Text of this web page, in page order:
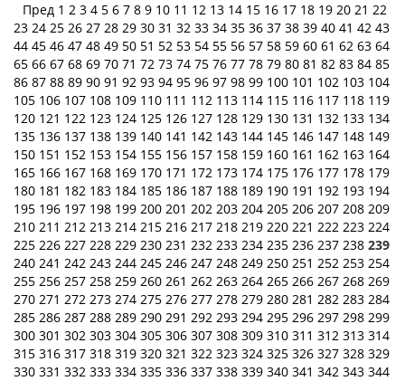
Пред 1 2 3 4 5 6 7 8 9 10 11 12 13 14 15 16 17 18 19 20 21 22
23 24 25 26 27 28 29 30 31 32 33 34 35 36 37 38 39 40 41 42 43
44 45 46 47 48 49 50 51 52 53 54 55 56 57 58 59 60 61 62 63 64
65 66 67 68 69 70 71 72 73 74 75 76 77 78 79 80 81 82 83 84 85
86 87 88 89 90 91 92 93 94 95 96 97 98 99 100 101 102 103 104
105 106 107 108 109 110 111 112 113 114 115 116 117 118 119
120 121 122 123 124 125 126 127 128 129 130 131 132 133 134
135 136 137 138 139 140 141 142 143 144 145 146 147 148 149
150 151 152 153 154 155 156 157 158 159 160 161 162 163 164
165 166 167 168 169 170 171 172 173 174 175 176 177 178 179
180 181 182 183 184 185 186 187 188 189 190 191 192 193 194
195 196 197 198 199 200 201 202 203 204 205 206 207 208 209
210 211 212 213 214 215 216 217 218 219 220 221 222 223 224
225 226 227 228 229 230 231 232 233 234 235 236 237 238 239
240 241 242 243 244 245 246 247 248 249 250 251 252 253 254
255 256 257 258 259 260 261 262 263 264 265 266 267 268 269
270 271 272 273 274 275 276 277 278 279 280 281 282 283 284
285 286 287 288 289 290 291 292 293 294 295 296 297 298 299
300 301 302 303 304 305 306 307 308 309 310 311 312 313 314
315 316 317 318 319 320 321 322 323 324 325 326 327 328 329
330 331 332 333 334 335 336 337 338 339 340 341 342 343 344